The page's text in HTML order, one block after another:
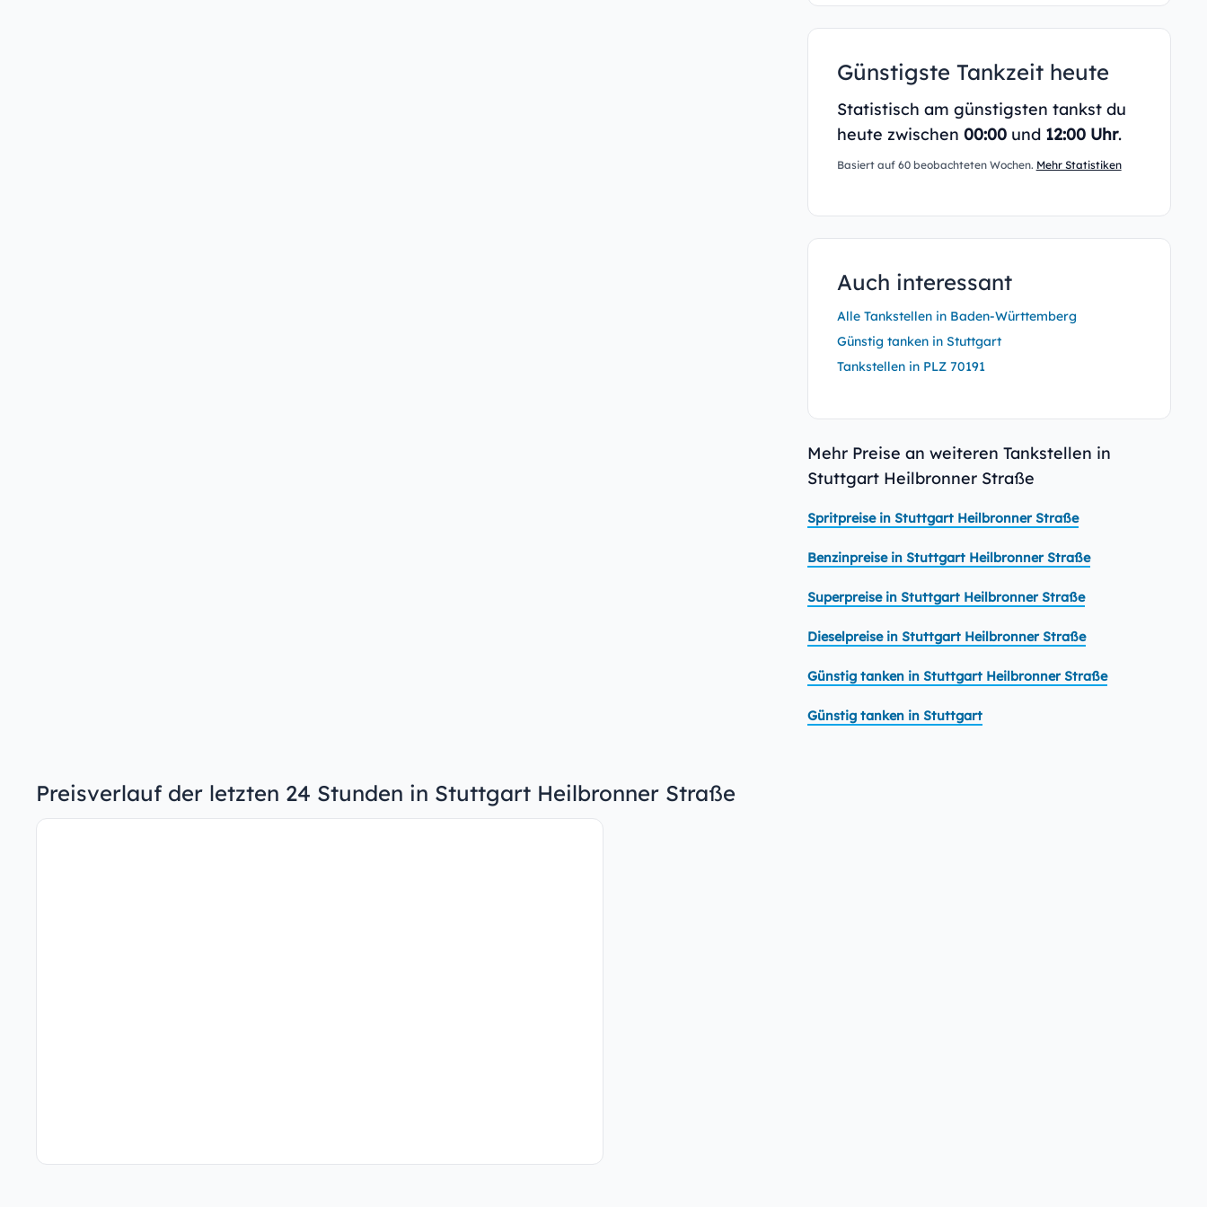
Günstigste Tankzeit heute
Statistisch am günstigsten tankst du
heute zwischen 00:00und 12:00 Uhr.
Basiert auf 60 beobachteten Wochen. Mehr Statistiken
Auch interessant
Alle Tankstellen in Baden-Württemberg
Günstig tanken in Stuttgart
Tankstellen in PLZ 70191
Mehr Preise an weiteren Tankstellen in
Stuttgart Heilbronner Straße
Spritpreise in Stuttgart Heilbronner Straße
Benzinpreise in Stuttgart Heilbronner Straße
Superpreise in Stuttgart Heilbronner Straße
Dieselpreise in Stuttgart Heilbronner Straße
Günstig tanken in Stuttgart Heilbronner Straße
Günstig tanken in Stuttgart
Preisverlauf der letzten 24 Stunden in Stuttgart Heilbronner Straße